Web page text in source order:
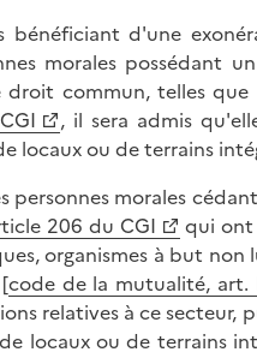
bénéficiant d'une
morales possédant
commun, telles que
, il sera admis
locaux ou de terrains
personnes morales
206 du CGI
qui ont
organismes à but non
code de la mutualité, art.
relatives à ce secteur,
locaux ou de terrains